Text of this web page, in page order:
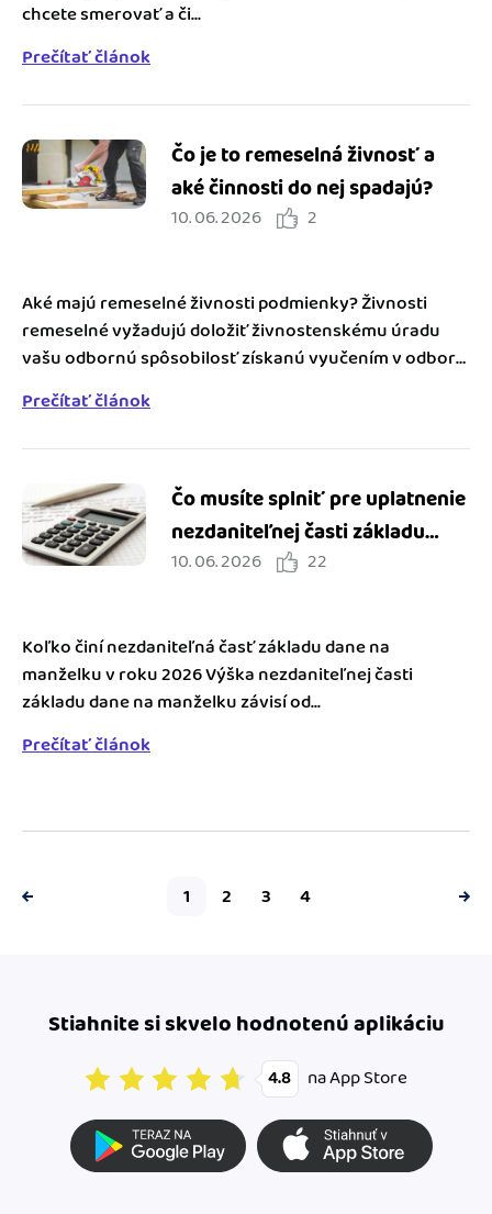
chcete smerovať a či...
Prečítať článok
Čo je to remeselná živnosť a
aké činnosti do nej spadajú?
10. 06. 2026 2
Aké majú remeselné živnosti podmienky? Živnosti
remeselné vyžadujú doložiť živnostenskému úradu
vašu odbornú spôsobilosť získanú vyučením v odbore,
Prečítať článok
Čo musíte splniť pre uplatnenie
nezdaniteľnej časti základu
dane na manžela (manželku)
10. 06. 2026 22
Koľko činí nezdaniteľná časť základu dane na
manželku v roku 2026 Výška nezdaniteľnej časti
základu dane na manželku závisí od...
Prečítať článok
1 2 3 4
Stiahnite si skvelo hodnotenú aplikáciu
4.8 na App Store